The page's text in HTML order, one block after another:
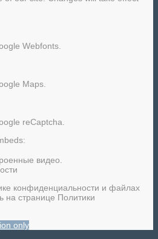
Webfonts.
Maps.
reCaptcha.
видео.
конфиденциальности и файлах
на странице Политики
only